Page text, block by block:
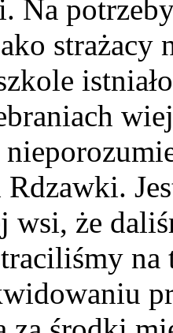
Na
strażacy
Rdzawki.
wsi, że
na